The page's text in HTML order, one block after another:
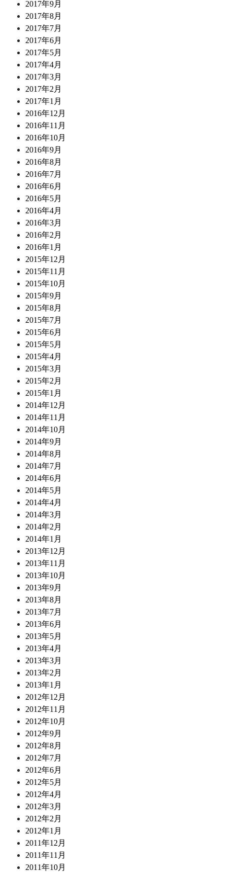
2017年9月
2017年8月
2017年7月
2017年6月
2017年5月
2017年4月
2017年3月
2017年2月
2017年1月
2016年12月
2016年11月
2016年10月
2016年9月
2016年8月
2016年7月
2016年6月
2016年5月
2016年4月
2016年3月
2016年2月
2016年1月
2015年12月
2015年11月
2015年10月
2015年9月
2015年8月
2015年7月
2015年6月
2015年5月
2015年4月
2015年3月
2015年2月
2015年1月
2014年12月
2014年11月
2014年10月
2014年9月
2014年8月
2014年7月
2014年6月
2014年5月
2014年4月
2014年3月
2014年2月
2014年1月
2013年12月
2013年11月
2013年10月
2013年9月
2013年8月
2013年7月
2013年6月
2013年5月
2013年4月
2013年3月
2013年2月
2013年1月
2012年12月
2012年11月
2012年10月
2012年9月
2012年8月
2012年7月
2012年6月
2012年5月
2012年4月
2012年3月
2012年2月
2012年1月
2011年12月
2011年11月
2011年10月